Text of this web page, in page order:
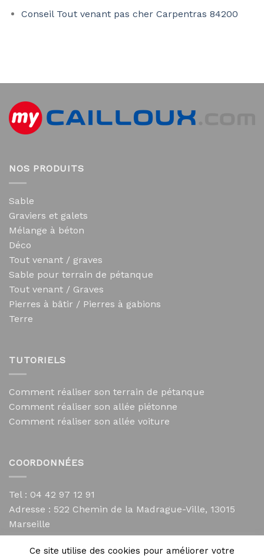
Conseil Tout venant pas cher Carpentras 84200
NOS PRODUITS
Sable
Graviers et galets
Mélange à béton
Déco
Tout venant / graves
Sable pour terrain de pétanque
Tout venant / Graves
Pierres à bâtir / Pierres à gabions
Terre
TUTORIELS
Comment réaliser son terrain de pétanque
Comment réaliser son allée piétonne
Comment réaliser son allée voiture
COORDONNÉES
Tel : 04 42 97 12 91
Adresse : 522 Chemin de la Madrague-Ville, 13015
Marseille
contact@mycailloux.com
Mentions légales
Ce site utilise des cookies pour améliorer votre